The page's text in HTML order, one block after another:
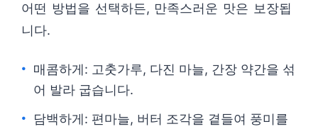
어떤 방법을 선택하든, 만족스러운 맛은 보장됩
니다.
매콤하게: 고춧가루, 다진 마늘, 간장 약간을 섞
어 발라 굽습니다.
담백하게: 편마늘, 버터 조각을 곁들여 풍미를